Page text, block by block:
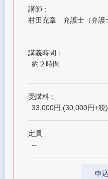
講師：
村田充章 弁護士（弁護
講義時間：
約２時間
受講料：
33,000円 (30,000円+税)
定員
--
申